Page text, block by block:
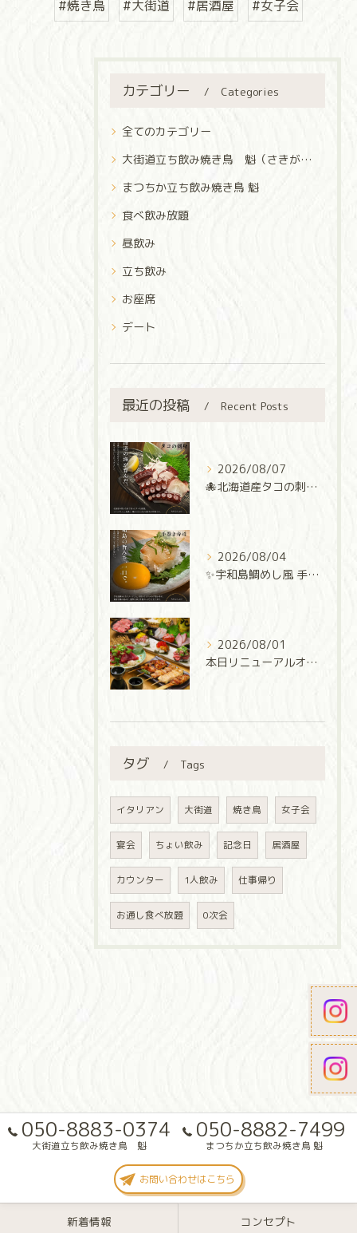
#焼き鳥 #大街道 #居酒屋 #女子会
カテゴリー Categories
全てのカテゴリー
大街道立ち飲み焼き鳥 魁（さきがけ）
まつちか立ち飲み焼き鳥 魁
食べ飲み放題
昼飲み
立ち飲み
お座席
デート
最近の投稿 Recent Posts
2026/08/07
🐙北海道産タコの刺身🐙
2026/08/04
✨宇和島鯛めし風 手巻き寿司✨
2026/08/01
本日リニューアルオープン‼️
タグ Tags
イタリアン 大街道 焼き鳥 女子会
宴会 ちょい飲み 記念日 居酒屋
カウンター 1人飲み 仕事帰り
お通し食べ放題 0次会
050-8883-0374
大街道立ち飲み焼き鳥 魁
050-8882-7499
まつちか立ち飲み焼き鳥 魁
お問い合わせはこちら
新着情報 コンセプト